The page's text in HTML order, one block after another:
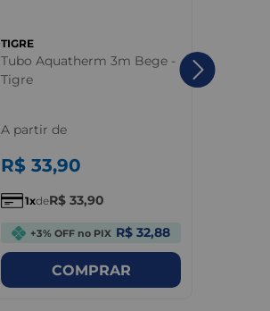
TIGRE
Tubo Aquatherm 3m Bege -
Tigre
A partir de
R$ 33,90
1 deR$ 33,90
+3% OFF no PIX R$ 32,88
COMPRAR
Rosca